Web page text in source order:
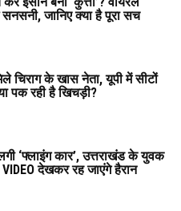
सनसनी, जानिए क्या है पूरा सच
चिराग के खास नेता, यूपी में सीटों
पक रही है खिचड़ी?
‘फ्लाइंग कार’, उत्तराखंड के युवक
देखकर रह जाएंगे हैरान